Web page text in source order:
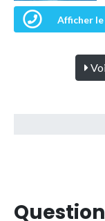
Afficher